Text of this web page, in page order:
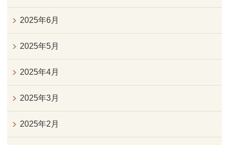
2025年6月
2025年5月
2025年4月
2025年3月
2025年2月